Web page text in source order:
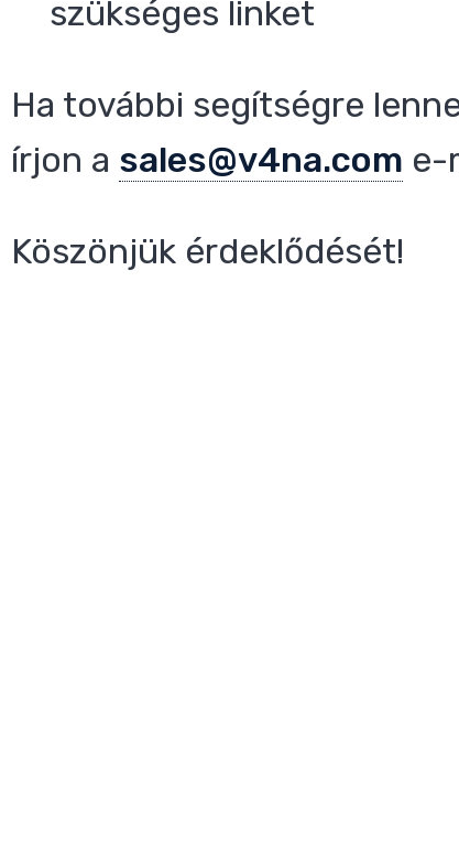
szükséges linket
Ha további segítségre
írjon a sales@v4na.com e-
Köszönjük érdeklődését!